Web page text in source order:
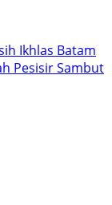
Ikhlas Batam
Pesisir Sambut